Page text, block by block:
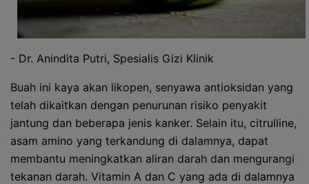
- Dr. Anindita Putri, Spesialis Gizi Klinik
Buah ini kaya akan likopen, senyawa antioksidan yang
telah dikaitkan dengan penurunan risiko penyakit
jantung dan beberapa jenis kanker. Selain itu, citrulline,
asam amino yang terkandung di dalamnya, dapat
membantu meningkatkan aliran darah dan mengurangi
tekanan darah. Vitamin A dan C yang ada di dalamnya